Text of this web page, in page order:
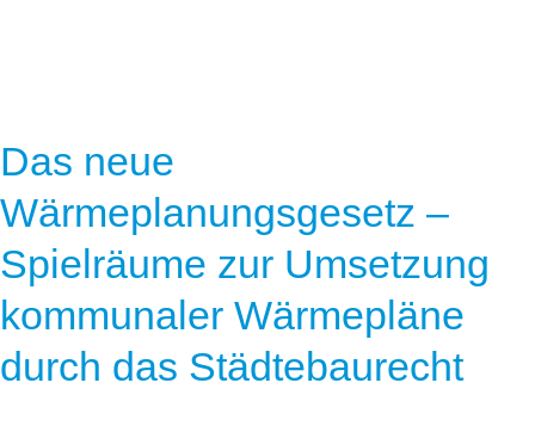
Das neue
Wärmeplanungsgesetz –
Spielräume zur Umsetzung
kommunaler Wärmepläne
durch das Städtebaurecht